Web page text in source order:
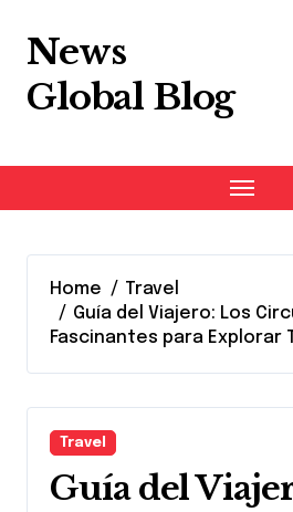
content
News
Global Blog
Home
Travel
Guía del Viajero: Los
Fascinantes para Explorar
Travel
Guía del